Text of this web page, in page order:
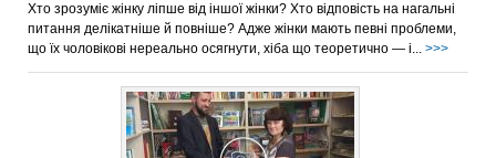
Хто зрозуміє жінку ліпше від іншої жінки? Хто відповість на нагальні
питання делікатніше й повніше? Адже жінки мають певні проблеми,
що їх чоловікові нереально осягнути, хіба що теоретично — і... >>>